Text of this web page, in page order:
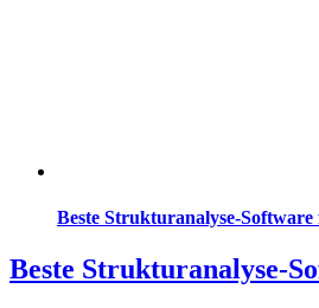
Beste Strukturanalyse-
Beste Strukturanalyse-